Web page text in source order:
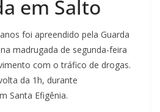
em Salto
foi apreendido pela Guarda
madrugada de segunda-feira
com o tráfico de drogas.
da 1h, durante
Santa Efigênia.